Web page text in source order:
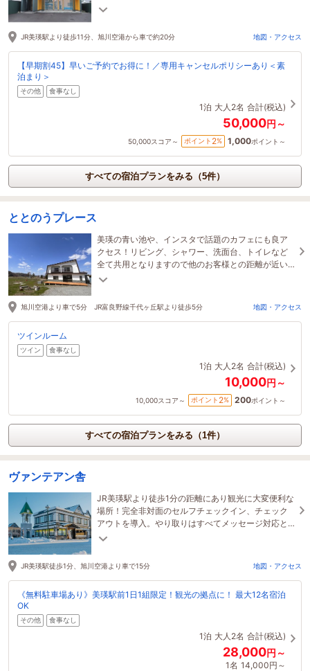
レッキングなどで美瑛を体感してください。
JR美瑛駅より徒歩11分、旭川空港から車で約20分 地図・アクセス
【早期割45】早いご予約でお得に！／専用キャンセルポリシーあり＜素
泊まり＞
その他 食事なし
1泊 大人2名 合計(税込)
50,000円～
50,000スコア～ ポイント 2% 1,000ポイント～
すべての宿泊プランをみる（5件）
ととのうプレース
美瑛の青い池や、インスタで話題のカフェにも良ア
クセス！リビング、シャワー、洗面台、トイレなど
全て共用となりますので他のお客様との距離が近い
のが特徴です。
旭川空港より車で5分 JR富良野線千代ヶ丘駅より徒歩5分 地図・アクセス
ツインルーム
ツイン 食事なし
1泊 大人2名 合計(税込)
10,000円～
10,000スコア～ ポイント 2% 200ポイント～
すべての宿泊プランをみる（1件）
ヴァンテアン舎
JR美瑛駅より徒歩1分の距離にあり観光に大変便利な
場所！完全非対面のセルフチェックイン、チェック
アウトを導入。やり取りはすべてメッセージ対応と
なり、鍵もスマートロックとなります。
JR美瑛駅徒歩1分、旭川空港より車で15分 地図・アクセス
《無料駐車場あり》美瑛駅前1日1組限定！観光の拠点に！ 最大12名宿泊
OK
その他 食事なし
1泊 大人2名 合計(税込)
28,000円～
1名 14,000円～